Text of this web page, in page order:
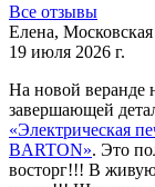
Все отзывы
Елена,
19 июля 2026 г.
На новой веранде
завершающей
«Электрическая
BARTON». Это
восторг!!! В